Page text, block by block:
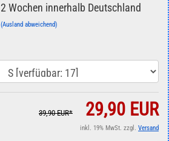
2 Wochen innerhalb Deutschland
(Ausland abweichend)
39,90 EUR* 29,90 EUR
inkl. 19% MwSt. zzgl. Versand